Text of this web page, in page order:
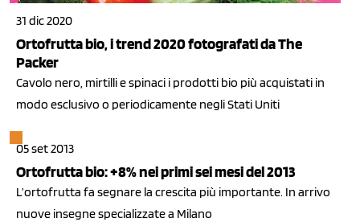
31 dic 2020
Ortofrutta bio, i trend 2020 fotografati da The
Packer
Cavolo nero, mirtilli e spinaci i prodotti bio più acquistati in
modo esclusivo o periodicamente negli Stati Uniti
05 set 2013
Ortofrutta bio: +8% nei primi sei mesi del 2013
L’ortofrutta fa segnare la crescita più importante. In arrivo
nuove insegne specializzate a Milano